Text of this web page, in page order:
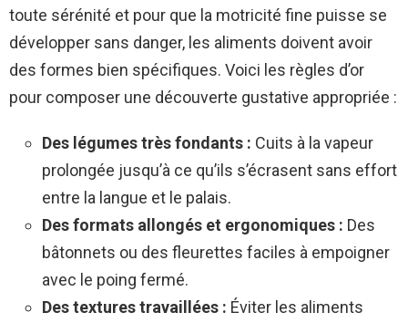
toute sérénité et pour que la motricité fine puisse se
développer sans danger, les aliments doivent avoir
des formes bien spécifiques. Voici les règles d’or
pour composer une découverte gustative appropriée :
Des légumes très fondants : Cuits à la vapeur
prolongée jusqu’à ce qu’ils s’écrasent sans effort
entre la langue et le palais.
Des formats allongés et ergonomiques : Des
bâtonnets ou des fleurettes faciles à empoigner
avec le poing fermé.
Des textures travaillées : Éviter les aliments